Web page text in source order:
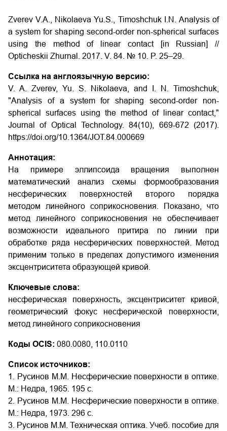
Zverev V.A., Nikolaeva Yu.S., Timoshchuk I.N. Analysis of
a system for shaping second-order non-spherical surfaces
using the method of linear contact
[in Russian] //
Opticheskii Zhurnal. 2017. V. 84. № 10. P. 25–29.
Ссылка на англоязычную версию:
V. A. Zverev, Yu. S. Nikolaeva, and I. N. Timoshchuk,
"Analysis of a system for shaping second-order non-
spherical surfaces using the method of linear contact,"
Journal of Optical Technology. 84(10), 669-672 (2017).
https://doi.org/10.1364/JOT.84.000669
Аннотация:
На примере эллипсоида вращения выполнен
математический анализ схемы формообразования
несферических поверхностей второго порядка
методом линейного соприкосновения. Показано, что
метод линейного соприкосновения не обеспечивает
возможности идеального притира по линии при
обработке ряда несферических поверхностей. Метод
применим только в пределах допустимого изменения
эксцентриситета образующей кривой.
Ключевые слова:
несферическая поверхность, эксцентриситет кривой,
геометрический фокус несферической поверхности,
метод линейного соприкосновения
Коды OCIS: 080.0080, 110.0110
Список источников:
1. Русинов М.М. Несферические поверхности в оптике.
М.: Недра, 1965. 195 с.
2. Русинов М.М. Несферические поверхности в оптике.
М.: Недра, 1973. 296 с.
3. Русинов М.М. Техническая оптика. Учеб. пособие для